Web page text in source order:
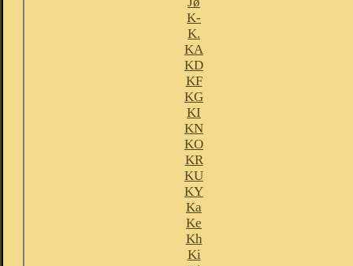
K-
K.
KA
KD
KF
KG
KI
KN
KO
KR
KU
KY
Ka
Ke
Kh
Ki